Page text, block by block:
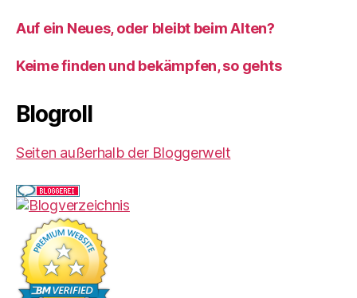
Auf ein Neues, oder bleibt beim Alten?
Keime finden und bekämpfen, so gehts
Blogroll
Seiten außerhalb der Bloggerwelt